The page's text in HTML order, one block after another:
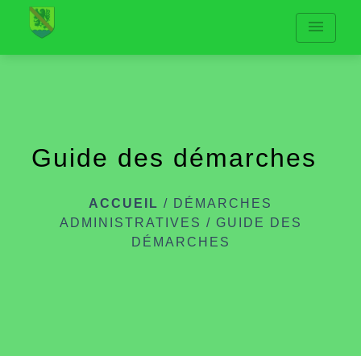
menu
Guide des démarches
ACCUEIL / DÉMARCHES
ADMINISTRATIVES / GUIDE DES
DÉMARCHES